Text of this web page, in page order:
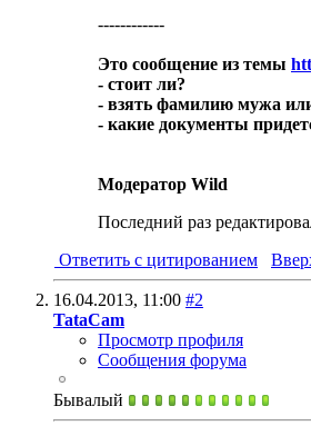
------------
Это сообщение из темы
- стоит ли?
- взять фамилию мужа
- какие документы
Модератор Wild
Последний раз
Ответить с цитированием
16.04.2013, 11:00 #2
TataCam
Просмотр профиля
Сообщения форума
Бывалый